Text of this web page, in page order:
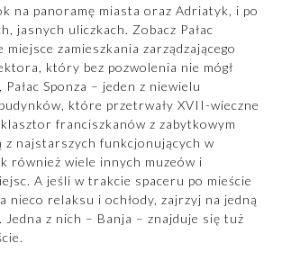
na panoramę miasta oraz Adriatyk, i po
jasnych uliczkach. Zobacz Pałac
miejsce zamieszkania zarządzającego
który bez pozwolenia nie mógł
Sponza – jeden z niewielu
które przetrwały XVII-wieczne
franciszkanów z zabytkowym
z najstarszych funkcjonujących w
również wiele innych muzeów i
A jeśli w trakcie spaceru po mieście
nieco relaksu i ochłody, zajrzyj na jedną
Jedna z nich – Banja – znajduje się tuż